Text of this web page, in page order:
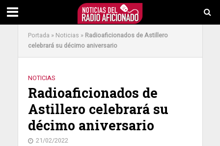
Portada » Noticias » Radioaficionados de Astillero
celebrará su décimo aniversario
NOTICIAS
Radioaficionados de
Astillero celebrará su
décimo aniversario
21/02/2022